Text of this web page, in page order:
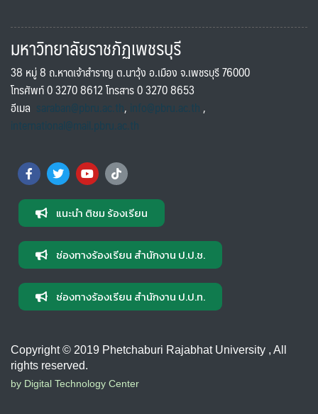
มหาวิทยาลัยราชภัฏเพชรบุรี
38 หมู่ 8 ถ.หาดเจ้าสำราญ ต.นาวุ้ง อ.เมือง จ.เพชรบุรี 76000
โทรศัพท์ 0 3270 8612 โทรสาร 0 3270 8653
อีเมล saraban@pbru.ac.th, info@pbru.ac.th,
international@mail.pbru.ac.th
แนะนำ ติชม ร้องเรียน
ช่องทางร้องเรียน สำนักงาน ป.ป.ช.
ช่องทางร้องเรียน สำนักงาน ป.ป.ท.
Copyright © 2019 Phetchaburi Rajabhat University , All
rights reserved.
by Digital Technology Center